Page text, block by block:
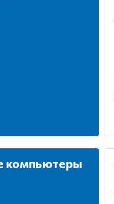
компьютеры